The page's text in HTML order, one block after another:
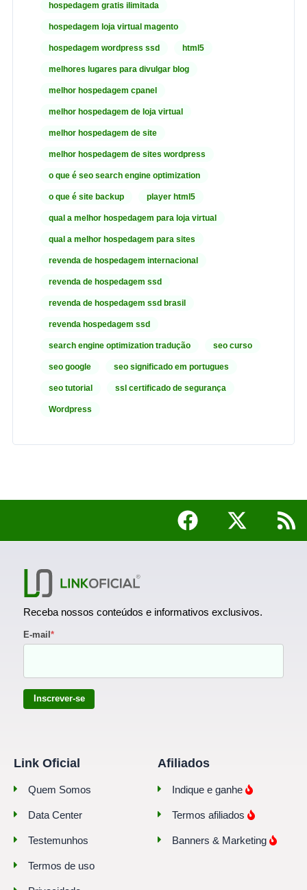
hospedagem gratis ilimitada
hospedagem loja virtual magento
hospedagem wordpress ssd html5
melhores lugares para divulgar blog
melhor hospedagem cpanel
melhor hospedagem de loja virtual
melhor hospedagem de site
melhor hospedagem de sites wordpress
o que é seo search engine optimization
o que é site backup player html5
qual a melhor hospedagem para loja virtual
qual a melhor hospedagem para sites
revenda de hospedagem internacional
revenda de hospedagem ssd
revenda de hospedagem ssd brasil
revenda hospedagem ssd
search engine optimization tradução seo curso
seo google seo significado em portugues
seo tutorial ssl certificado de segurança
Wordpress
Receba nossos conteúdos e informativos exclusivos.
E-mail*
Inscrever-se
Link Oficial
Quem Somos
Data Center
Testemunhos
Termos de uso
Afiliados
Indique e ganhe
Termos afiliados
Banners & Marketing